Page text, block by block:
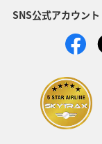
SNS公式アカウント